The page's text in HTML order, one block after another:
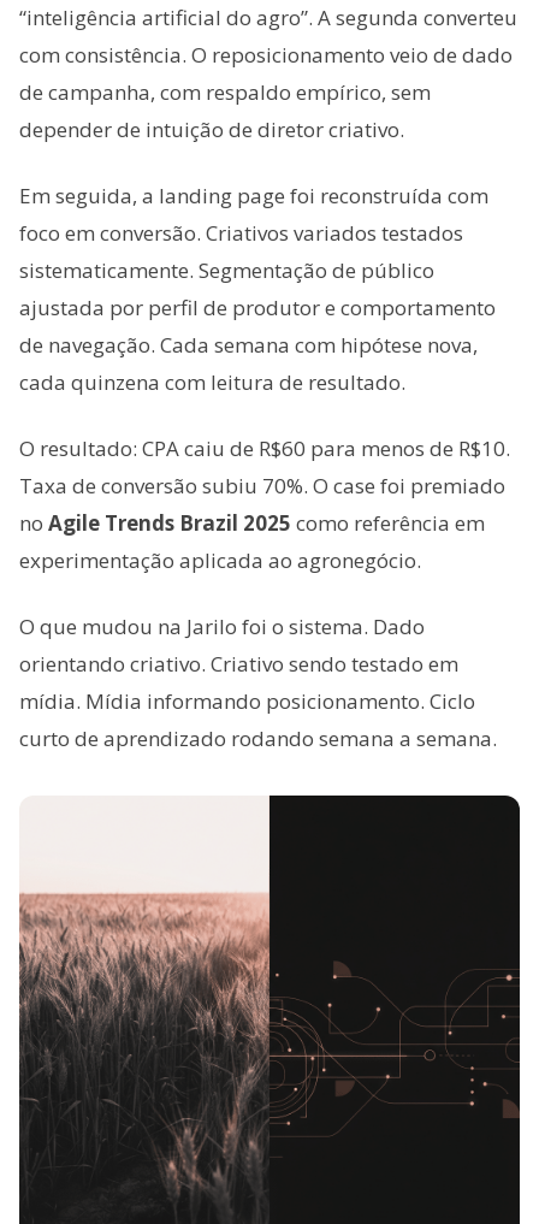
“inteligência artificial do agro”. A segunda converteu
com consistência. O reposicionamento veio de dado
de campanha, com respaldo empírico, sem
depender de intuição de diretor criativo.
Em seguida, a landing page foi reconstruída com
foco em conversão. Criativos variados testados
sistematicamente. Segmentação de público
ajustada por perfil de produtor e comportamento
de navegação. Cada semana com hipótese nova,
cada quinzena com leitura de resultado.
O resultado: CPA caiu de R$60 para menos de R$10.
Taxa de conversão subiu 70%. O case foi premiado
no Agile Trends Brazil 2025 como referência em
experimentação aplicada ao agronegócio.
O que mudou na Jarilo foi o sistema. Dado
orientando criativo. Criativo sendo testado em
mídia. Mídia informando posicionamento. Ciclo
curto de aprendizado rodando semana a semana.